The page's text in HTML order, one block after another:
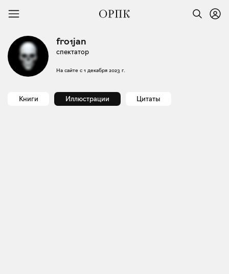
fro1jan
спектатор
На сайте с 1 декабря 2023 г.
Книги Иллюстрации Цитаты